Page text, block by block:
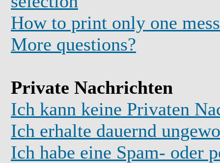
How to print only one
More questions?
Private Nachrichten
Ich kann keine Privaten
Ich erhalte dauernd
Ich habe eine Spam- oder